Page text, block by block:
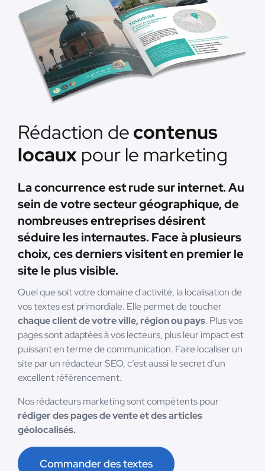
Rédaction decontenus
locaux pour le marketing
La concurrence est rude sur internet. Au
sein de votre secteur géographique, de
nombreuses entreprises désirent
séduire les internautes. Face à plusieurs
choix, ces derniers visitent en premier le
site le plus visible.
Quel que soit votre domaine d'activité, la localisation de
vos textes est primordiale. Elle permet de toucher
chaque client de votre ville, région ou pays. Plus vos
pages sont adaptées à vos lecteurs, plus leur impact est
puissant en terme de communication. Faire localiser un
site par un rédacteur SEO, c’est aussi le secret d’un
excellent référencement.
Nos rédacteurs marketing sont compétents pour
rédiger des pages de vente et des articles
géolocalisés.
Commander des textes